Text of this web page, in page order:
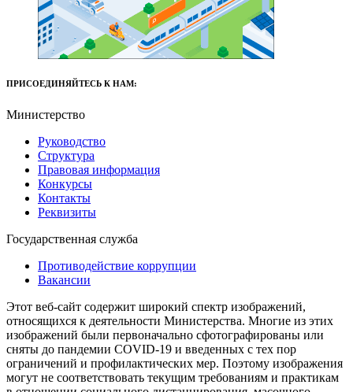
ПРИСОЕДИНЯЙТЕСЬ К НАМ:
Министерство
Руководство
Структура
Правовая информация
Конкурсы
Контакты
Реквизиты
Государственная служба
Противодействие коррупции
Вакансии
Этот веб-сайт содержит широкий спектр изображений,
относящихся к деятельности Министерства. Многие из этих
изображений были первоначально сфотографированы или
сняты до пандемии COVID-19 и введенных с тех пор
ограничений и профилактических мер. Поэтому изображения
могут не соответствовать текущим требованиям и практикам